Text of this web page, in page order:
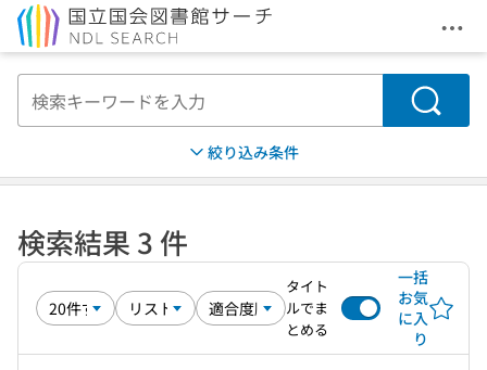
メ
検索
絞り込み条件
検索結果 3 件
タイト
ルでま
とめる
一括
お気
に入
り